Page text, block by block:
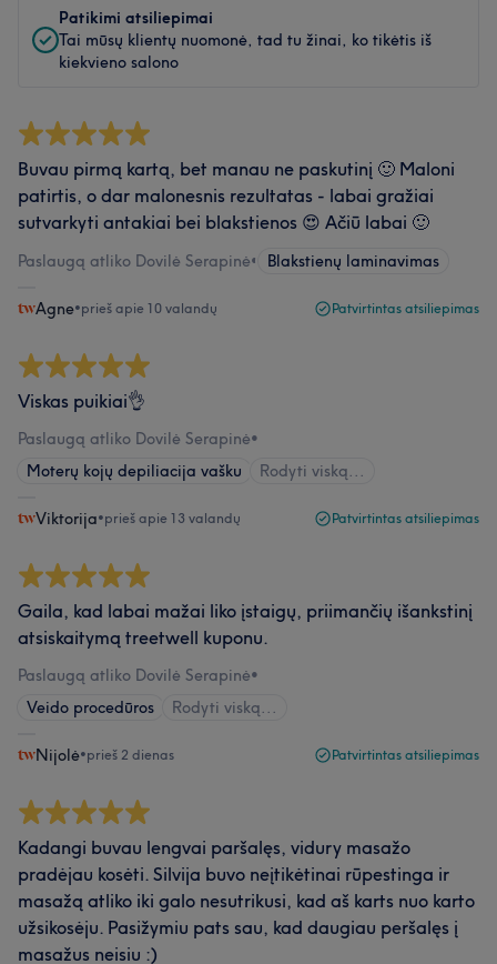
Patikimi atsiliepimai
Tai mūsų klientų nuomonė, tad tu žinai, ko tikėtis iš
kiekvieno salono
Buvau pirmą kartą, bet manau ne paskutinį 🙂 Maloni
patirtis, o dar malonesnis rezultatas - labai gražiai
sutvarkyti antakiai bei blakstienos 😍 Ačiū labai 🙂
Paslaugą atliko Dovilė Serapinė• Blakstienų laminavimas
Agne•prieš apie 10 valandų Patvirtintas atsiliepimas
Viskas puikiai👌
Paslaugą atliko Dovilė Serapinė•
Moterų kojų depiliacija vašku
Rodyti viską...
Viktorija•prieš apie 13 valandų Patvirtintas atsiliepimas
Gaila, kad labai mažai liko įstaigų, priimančių išankstinį
atsiskaitymą treetwell kuponu.
Paslaugą atliko Dovilė Serapinė•
Veido procedūros
Rodyti viską...
Nijolė•prieš 2 dienas Patvirtintas atsiliepimas
Kadangi buvau lengvai paršalęs, vidury masažo
pradėjau kosėti. Silvija buvo neįtikėtinai rūpestinga ir
masažą atliko iki galo nesutrikusi, kad aš karts nuo karto
užsikosėju. Pasižymiu pats sau, kad daugiau peršalęs į
masažus neisiu :)